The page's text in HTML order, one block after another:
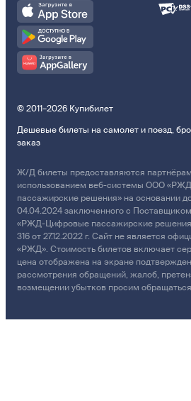
© 2011–2026 Купибилет
Дешевые билеты на самолет и поезд,
заказ
Ж/Д билеты предоставляются
использованием веб-системы ООО
пассажирские решения» на основании
04.04.2024 заключенного с
«РЖД-Цифровые пассажирские
316 от 27.12.2022 г. Сайт не является
«РЖД». Стоимость билетов включает
цена отображена на экране
рассмотрения обращений, жалоб,
возмещении убытков просим